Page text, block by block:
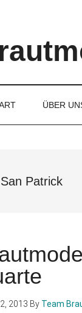
ÜBER
San Patrick
2013 By Team